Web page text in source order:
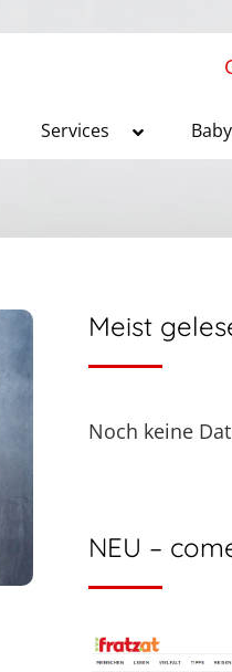
Services
Meist
Noch keine
NEU –